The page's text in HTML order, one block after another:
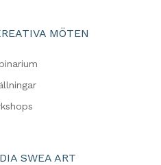
MÖTEN
SWEA ART